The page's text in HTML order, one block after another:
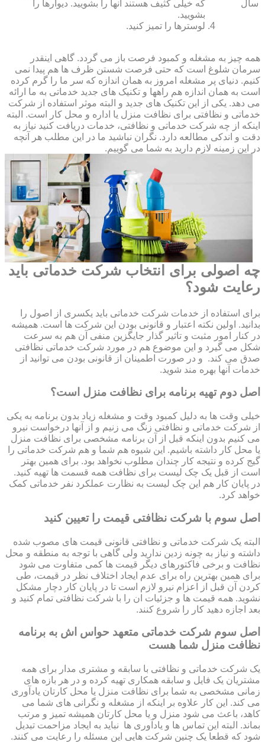
سال
که خیلی کثیف هستند آنها را بشویید. دیوارها را
بشویید.
لوسترها را تمیز کنید.
همه چیز به مشغله و کمبود فرصت باز می گردد. گاهی اینقدر
سرمان شلوغ است که حتی فرصت شستن ظرف ها هم پیدا نمی
کنیم. دنیای پر مشغله امروز به همان اندازه که سر ما را گرم کرده
است به همان اندازه هم راهها و تکنیک های جدید خدماتی به ما ارائه
می دهد. یکی از این تکنیک های جدید و البته موثر استفاده از شرکت
خدماتی و نظافتی برای نظافت منزل یا اداره و محل کار است. البته
اینکه از چه شرکت خدماتی و نظافتی، خدمات دریافت کنید نیاز به
دقت و اندکی مطالعه دارد. نگران نباشید ما در این مطلب هر آنچه
در این زمینه لازم دارید به شما می گوییم.
چه اصولی برای انتخاب شرکت خدماتی باید
رعایت شود؟
برای استفاده از خدمات شرکت خدماتی باید یکسری از اصول را
بدانید. اولین نکته اعتبار و قانونی بودن این شرکت ها است. همیشه
در کنار امور مثبت و تاثیر گذار جایگزین منفی آن هم به سرعت
شکل می گیرد و این موضوع هم در مورد شرکت خدماتی نظافتی
صدق می کند. و در صورت اطمینان از قانونی بودن می توانید از
خدمات آنها بهره مند شوید.
اصل دوم تهیه برنامه برای نظافت منزل است؟
خیلی وقت ها به دلیل کمبود وقت و مشغله زیاد بدون برنامه به یکی
از شرکت خدماتی و نظافتی زنگ می زنیم و از آنها درخواست نیرو
می کنیم بدون اینکه قبل از آن برنامه مشخصی برای نظافت منزل
یا محل کار داشته باشیم. این شیوه هم شما و هم شرکت خدماتی را
گیج کرده و نتیجه کار چندان مطلوب نخواهد بود. برای همین بهتر
است از قبل یک چک لیست برای نظافت همه قسمت ها تهیه کنید.
در پایان کار هم این چک لیست به نظارت عملکرد نفر خدماتی کمک
خواهد کرد.
اصل سوم با شرکت نظافتی قیمت را تعیین کنید
البته یک شرکت خدماتی و نظافتی قانونی قیمت های مصوب شده
داشته و نیاز به چونه زدین ندارید ولی گاهی با توجه به منطقه و محل
نظافت و برخی فاکتورهای دیگر قیمت ها کمی متفاوت می شود
برای همین بهترین راه برای عدم ایجاد اختلاف نظر در قیمت، طی
کردن آن قبل از اعزام نیرو لازم است تا در پایان کار دچار مشکل
نشوید. همه قیمت ها و جزئیات ان را با شرکت نظافتی تمام کنید و
بعد اجازه دهید کار را شروع کنند.
اصل سوم شرکت خدماتی متعهد حواس اش به برنامه
نظافت منزل شما هست
یک شرکت خدماتی و نظافتی با سابقه و مشتری مدار برای همه
مشتریان یک فایل و سابقه همکاری تهیه کرده و در هر بازه های
زمانی مشخصی به شما برای نظافت منزل یا محل کارتان یادآوری
می کند. این کار علاوه بر اینکه از مشغله و نگرانی های شما می
کاهد، باعث می شود منزل و یا محل کارتان همیشه تمیز و مرتب
بماند. البته این تماس ها و یادآوری ها نباید به ایجاد مزاحمت تبدیل
شود که قطعا یک چنین شرکت هایی این مسئله را رعایت می کنند.